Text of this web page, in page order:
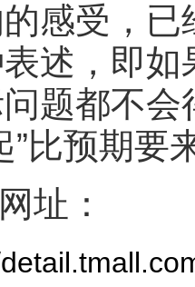
感受，
述，即
题都不
”比预期要
址：